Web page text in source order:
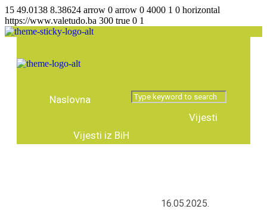
15 49.0138 8.38624 arrow 0 arrow 0 4000 1 0 horizontal
https://www.valetudo.ba 300 true 0 1
Naslovna
Vijesti
Vijesti iz BiH
16.05.2025.